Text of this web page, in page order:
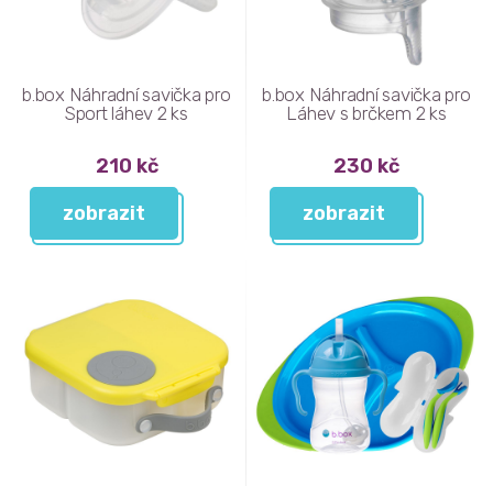
b.box Náhradní savička pro
Sport láhev 2 ks
210 kč
zobrazit
b.box Náhradní savička pro
Láhev s brčkem 2 ks
230 kč
zobrazit